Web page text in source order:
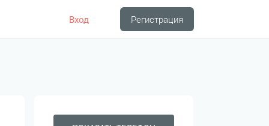
Вход Регистрация